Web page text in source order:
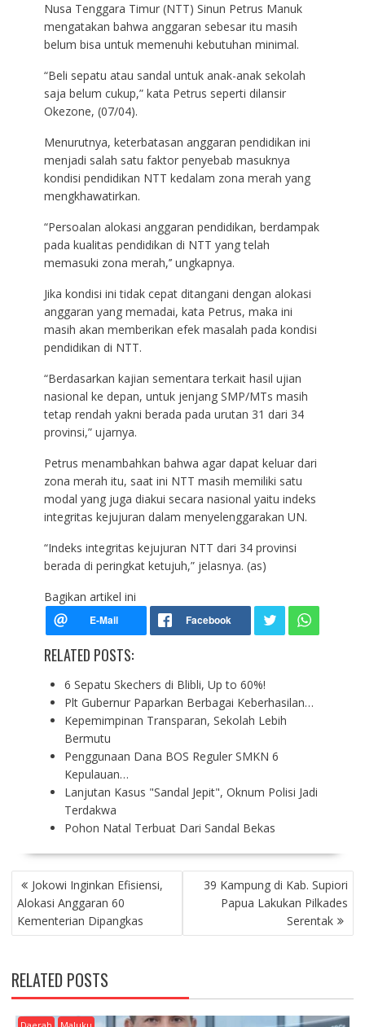
Nusa Tenggara Timur (NTT) Sinun Petrus Manuk
mengatakan bahwa anggaran sebesar itu masih
belum bisa untuk memenuhi kebutuhan minimal.
“Beli sepatu atau sandal untuk anak-anak sekolah
saja belum cukup,” kata Petrus seperti dilansir
Okezone, (07/04).
Menurutnya, keterbatasan anggaran pendidikan ini
menjadi salah satu faktor penyebab masuknya
kondisi pendidikan NTT kedalam zona merah yang
mengkhawatirkan.
“Persoalan alokasi anggaran pendidikan, berdampak
pada kualitas pendidikan di NTT yang telah
memasuki zona merah,’’ ungkapnya.
Jika kondisi ini tidak cepat ditangani dengan alokasi
anggaran yang memadai, kata Petrus, maka ini
masih akan memberikan efek masalah pada kondisi
pendidikan di NTT.
“Berdasarkan kajian sementara terkait hasil ujian
nasional ke depan, untuk jenjang SMP/MTs masih
tetap rendah yakni berada pada urutan 31 dari 34
provinsi,” ujarnya.
Petrus menambahkan bahwa agar dapat keluar dari
zona merah itu, saat ini NTT masih memiliki satu
modal yang juga diakui secara nasional yaitu indeks
integritas kejujuran dalam menyelenggarakan UN.
“Indeks integritas kejujuran NTT dari 34 provinsi
berada di peringkat ketujuh,” jelasnya. (as)
Bagikan artikel ini
RELATED POSTS:
6 Sepatu Skechers di Blibli, Up to 60%!
Plt Gubernur Paparkan Berbagai Keberhasilan…
Kepemimpinan Transparan, Sekolah Lebih
Bermutu
Penggunaan Dana BOS Reguler SMKN 6
Kepulauan…
Lanjutan Kasus "Sandal Jepit", Oknum Polisi Jadi
Terdakwa
Pohon Natal Terbuat Dari Sandal Bekas
P
O
S
T
A
V
I
Jokowi Inginkan Efisiensi,
Alokasi Anggaran 60
Kementerian Dipangkas
39 Kampung di Kab. Supiori
Papua Lakukan Pilkades
Serentak
RELATED POSTS